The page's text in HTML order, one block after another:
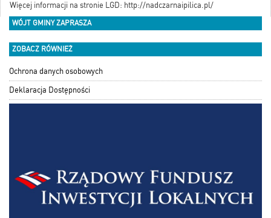
Więcej informacji na stronie LGD: http://nadczarnaipilica.pl/
WÓJT GMINY ZAPRASZA
ZOBACZ RÓWNIEŻ
Ochrona danych osobowych
Deklaracja Dostępności